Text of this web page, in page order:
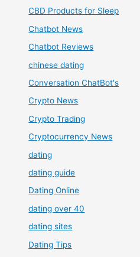
CBD Products for Sleep
Chatbot News
Chatbot Reviews
chinese dating
Conversation ChatBot's
Crypto News
Crypto Trading
Cryptocurrency News
dating
dating guide
Dating Online
dating over 40
dating sites
Dating Tips